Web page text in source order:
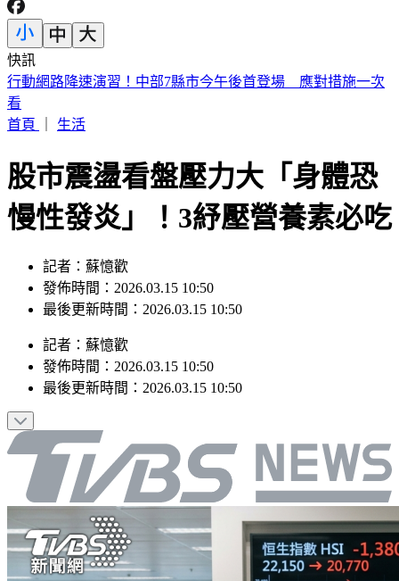
快訊
桃園今天大停水！5區近10萬戶「斷水11小時」 影響範圍一
次看
首頁
生活
股市震盪看盤壓力大「身體恐
慢性發炎」！3紓壓營養素必吃
記者：蘇憶歡
發佈時間：2026.03.15 10:50
最後更新時間：2026.03.15 10:50
記者 ： 蘇憶歡
發佈時間： 2026.03.15 10:50
最後更新時間： 2026.03.15 10:50